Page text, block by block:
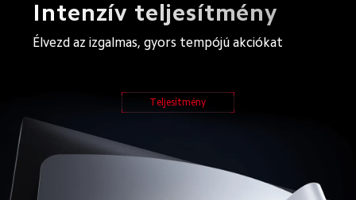
Intenzív teljesítmény
Élvezd az izgalmas, gyors tempójú akciókat
Teljesítmény